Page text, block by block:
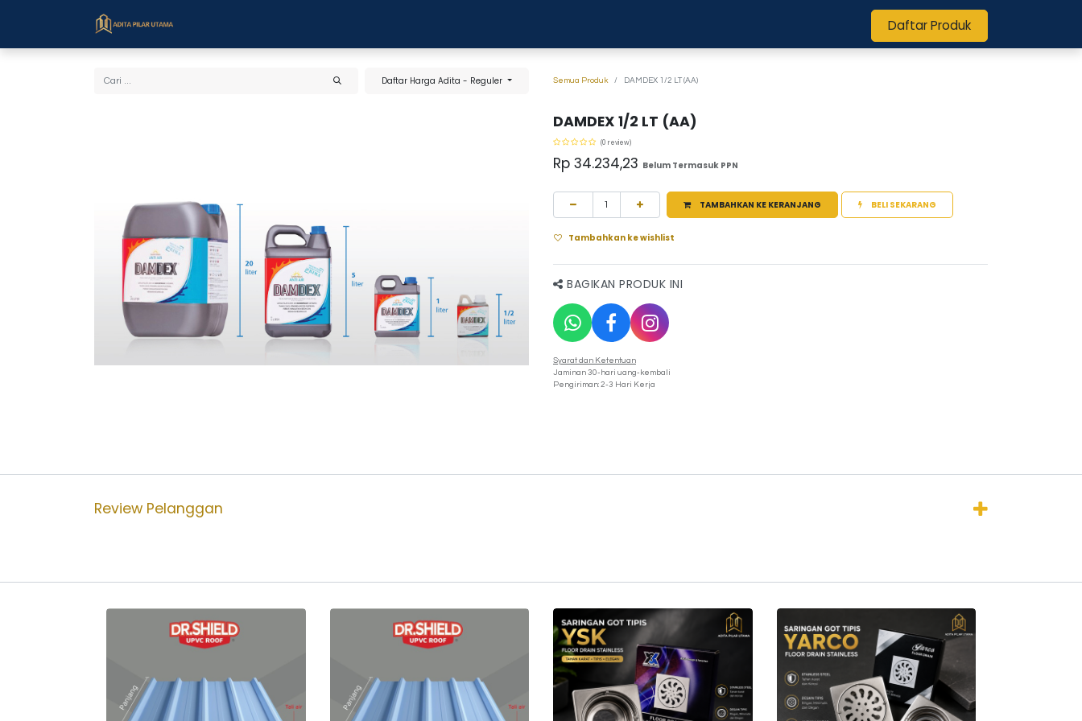
Daftar Produk
Daftar Harga Adita - Reguler Semua Produk DAMDEX 1/2 LT (AA)
DAMDEX 1/2 LT (AA)
(0 review)
Rp 34.234,23 Belum Termasuk PPN
TAMBAHKAN KE KERANJANG BELI SEKARANG
Tambahkan ke wishlist
BAGIKAN PRODUK INI
Syarat dan Ketentuan
Jaminan 30-hari uang-kembali
Pengiriman: 2-3 Hari Kerja
Review Pelanggan